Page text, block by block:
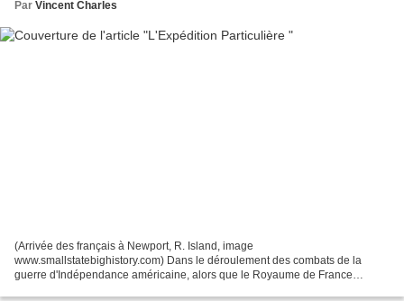
Par Vincent Charles
(Arrivée des français à Newport, R. Island, image
www.smallstatebighistory.com) Dans le déroulement des combats de la
guerre d'Indépendance américaine, alors que le Royaume de France